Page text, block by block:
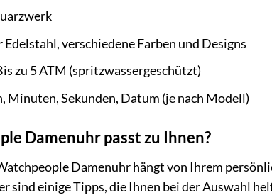
Edelstahl, verschiedene Farben und Designs
zu 5 ATM (spritzwassergeschützt)
Minuten, Sekunden, Datum (je nach Modell)
Damenuhr passt zu Ihnen?
Damenuhr hängt von Ihrem
sind einige Tipps, die Ihnen bei der Auswahl